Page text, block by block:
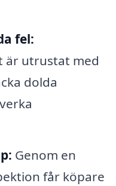
fel:
är utrustat med
dolda
Genom en
får köpare